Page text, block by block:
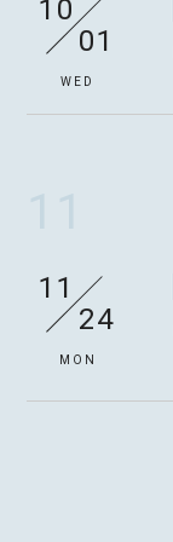
10
01
WED
11
24
MON